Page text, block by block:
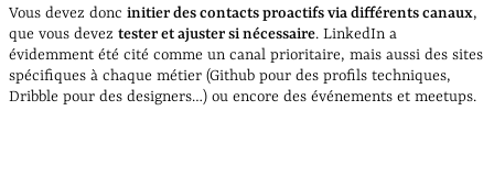
Vous devez donc initier des contacts proactifs via différents canaux,
que vous devez tester et ajuster si nécessaire. LinkedIn a
évidemment été cité comme un canal prioritaire, mais aussi des sites
spécifiques à chaque métier (Github pour des profils techniques,
Dribble pour des designers…) ou encore des événements et meetups.